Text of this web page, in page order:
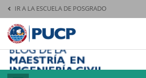
IR A LA ESCUELA DE POSGRADO